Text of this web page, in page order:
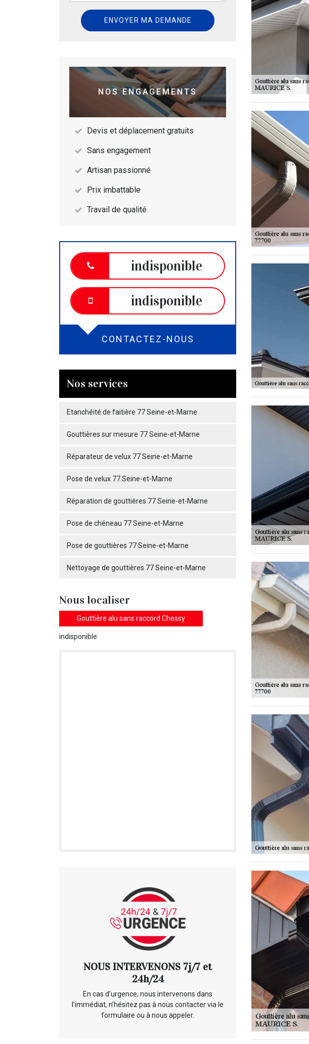
NOS ENGAGEMENTS
Devis et déplacement gratuits
Sans engagement
Artisan passionné
Prix imbattable
Travail de qualité
indisponible
indisponible
CONTACTEZ-NOUS
Nos services
Etanchéité de faitière 77 Seine-et-Marne
Gouttières sur mesure 77 Seine-et-Marne
Réparateur de velux 77 Seine-et-Marne
Pose de velux 77 Seine-et-Marne
Réparation de gouttières 77 Seine-et-Marne
Pose de chéneau 77 Seine-et-Marne
Pose de gouttières 77 Seine-et-Marne
Nettoyage de gouttières 77 Seine-et-Marne
Nous localiser
Gouttière alu sans raccord Chessy
indisponible
NOUS INTERVENONS 7j/7 et
24h/24
En cas d’urgence, nous intervenons dans
l’immédiat, n’hésitez pas à nous contacter via le
formulaire ou à nous appeler.